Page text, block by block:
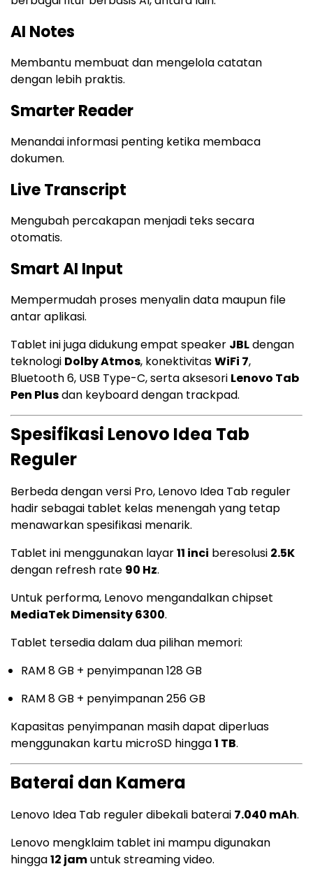
AI Notes
Membantu membuat dan mengelola catatan
dengan lebih praktis.
Smarter Reader
Menandai informasi penting ketika membaca
dokumen.
Live Transcript
Mengubah percakapan menjadi teks secara
otomatis.
Smart AI Input
Mempermudah proses menyalin data maupun file
antar aplikasi.
Tablet ini juga didukung empat speaker JBLdengan
teknologi Dolby Atmos, konektivitasWiFi 7,
Bluetooth 6, USB Type-C, serta aksesori Lenovo Tab
Pen Plusdan keyboard dengan trackpad.
Spesifikasi Lenovo Idea Tab
Reguler
Berbeda dengan versi Pro, Lenovo Idea Tab reguler
hadir sebagai tablet kelas menengah yang tetap
menawarkan spesifikasi menarik.
Tablet ini menggunakan layar11 inci beresolusi 2.5K
dengan refresh rate 90 Hz.
Untuk performa, Lenovo mengandalkan chipset
MediaTek Dimensity 6300.
Tablet tersedia dalam dua pilihan memori:
RAM 8 GB + penyimpanan 128 GB
RAM 8 GB + penyimpanan 256 GB
Kapasitas penyimpanan masih dapat diperluas
menggunakan kartu microSD hingga1 TB.
Baterai dan Kamera
Lenovo Idea Tab reguler dibekali baterai 7.040 mAh.
Lenovo mengklaim tablet ini mampu digunakan
hingga12 jamuntuk streaming video.